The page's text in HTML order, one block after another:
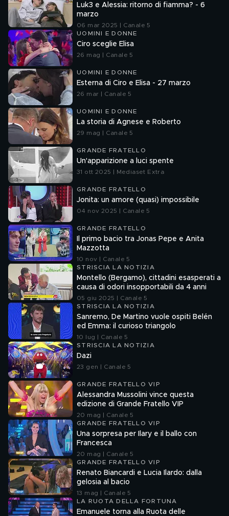
Luk3 e Alessia: ritorno di fiamma? - 6
marzo
06 mar 2025 | Canale 5
UOMINI E DONNE
Ciro sceglie Elisa
26 mag | Canale 5
UOMINI E DONNE
Esterna di Ciro e Elisa - 27 marzo
26 mar | Canale 5
UOMINI E DONNE
La storia di Agnese e Roberto
29 mag | Canale 5
GRANDE FRATELLO
Un'apparizione a luci spente
31 ott 2025 | Mediaset Extra
GRANDE FRATELLO
Jonita: un amore (quasi) impossibile
04 nov 2025 | Canale 5
GRANDE FRATELLO
Il primo bacio tra Jonas Pepe e Anita
Mazzotta
10 nov | Canale 5
STRISCIA LA NOTIZIA
Montello (Bergamo), cittadini esasperati a
causa di odori insopportabili da 4 anni
05 giu 2025 | Canale 5
STRISCIA LA NOTIZIA
Sanremo, De Martino vuole ospiti Belén
ed Emma: il curioso triangolo
10 lug | Canale 5
STRISCIA LA NOTIZIA
Dazi
23 gen | Canale 5
GRANDE FRATELLO VIP
Alessandra Mussolini vince questa
edizione di Grande Fratello VIP
20 mag | Canale 5
GRANDE FRATELLO VIP
Una sorpresa per Ilary e il ballo con
Francesca
20 mag | Canale 5
GRANDE FRATELLO VIP
Renato Biancardi e Lucia Ilardo: dalla
gelosia al bacio
13 mag | Canale 5
LA RUOTA DELLA FORTUNA
Emanuele torna alla Ruota delle